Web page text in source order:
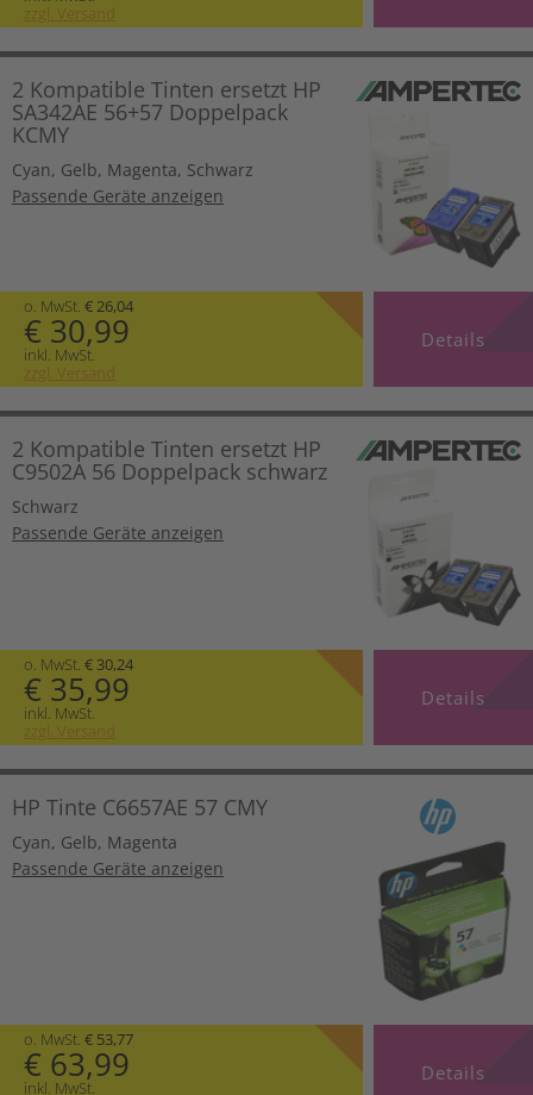
zzgl. Versand
2 Kompatible Tinten ersetzt HP
SA342AE 56+57 Doppelpack
KCMY
Cyan, Gelb, Magenta, Schwarz
Passende Geräte anzeigen
o. MwSt. € 26,04
€ 30,99
inkl. MwSt.
zzgl. Versand
Details
2 Kompatible Tinten ersetzt HP
C9502A 56 Doppelpack schwarz
Schwarz
Passende Geräte anzeigen
o. MwSt. € 30,24
€ 35,99
inkl. MwSt.
zzgl. Versand
Details
HP Tinte C6657AE 57 CMY
Cyan, Gelb, Magenta
Passende Geräte anzeigen
o. MwSt. € 53,77
€ 63,99
inkl. MwSt.
Details